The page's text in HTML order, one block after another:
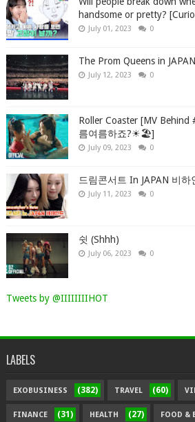
handsome or pretty?
July 01, 2023 0
The Prom Queens in
July 12, 2023 0
Roller Coaster [MV
름여름하죠?☀🏖]
July 09, 2023 0
드림콘서트 In JAPAN 비하
July 11, 2023 0
쉿 (Shhh)
July 06, 2023 0
Tweets by @IIIIIIIIHOT
LABELS
EXOBUSINESS (382) TRAVEL (60)
FINANCE (31) HEALTH (27) FOOD &